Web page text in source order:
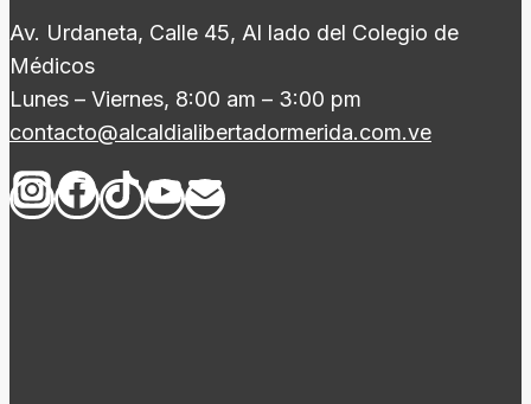
Av. Urdaneta, Calle 45, Al lado del Colegio de
Médicos
Lunes – Viernes, 8:00 am – 3:00 pm
contacto@alcaldialibertadormerida.com.ve